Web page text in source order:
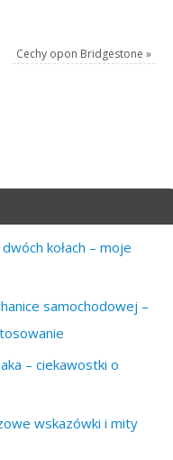
Cechy opon Bridgestone »
kołach – moje
samochodowej –
– ciekawostki o
wskazówki i mity